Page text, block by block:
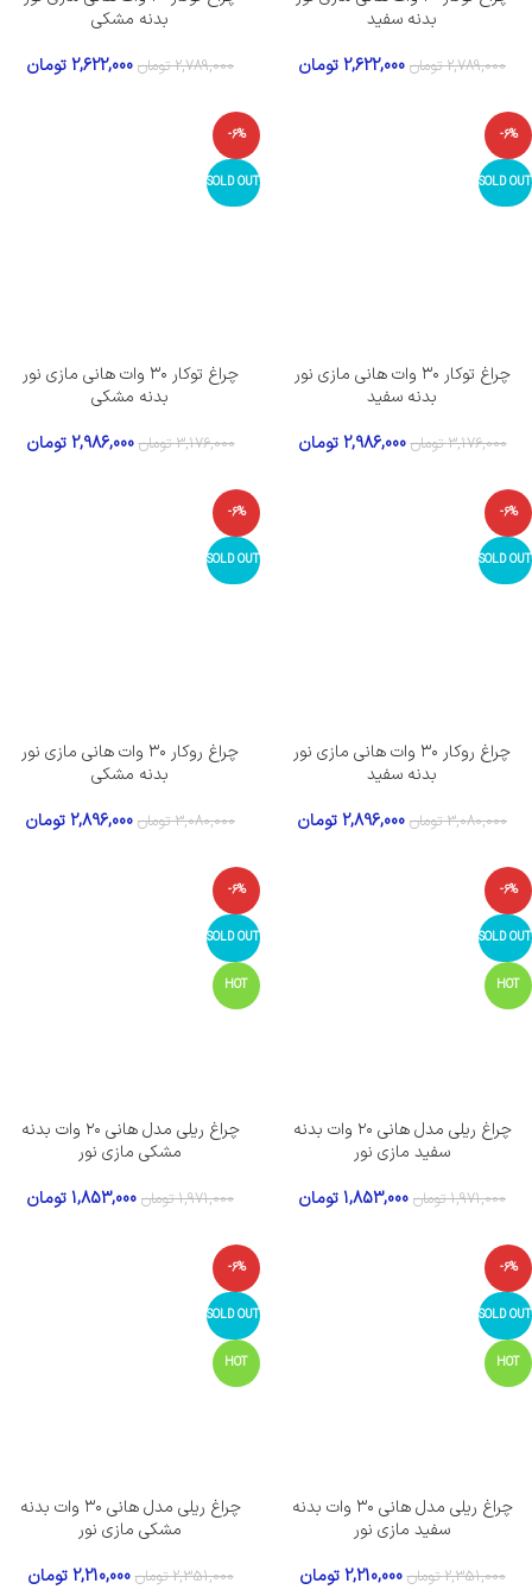
بدنه سفید
2,789,000 تومان 2,622,000تومان
بدنه مشکی
2,789,000 تومان 2,622,000تومان
-6%
SOLD OUT
چراغ توکار ۳۰ وات هانی مازی‌ نور
بدنه سفید
3,176,000 تومان 2,986,000 تومان
-6%
SOLD OUT
چراغ توکار ۳۰ وات هانی مازی‌ نور
بدنه مشکی
3,176,000 تومان 2,986,000 تومان
-6%
SOLD OUT
چراغ روکار ۳۰ وات هانی مازی‌ نور
بدنه سفید
3,080,000 تومان 2,896,000تومان
-6%
SOLD OUT
چراغ روکار ۳۰ وات هانی مازی‌ نور
بدنه مشکی
3,080,000 تومان 2,896,000تومان
-6%
SOLD OUT
HOT
چراغ ریلی مدل هانی ۲۰ وات بدنه
سفید مازی نور
1,971,000 تومان 1,853,000تومان
-6%
SOLD OUT
HOT
چراغ ریلی مدل هانی ۲۰ وات بدنه
مشکی مازی نور
1,971,000 تومان 1,853,000تومان
-6%
SOLD OUT
HOT
چراغ ریلی مدل هانی ۳۰ وات بدنه
سفید مازی نور
2,351,000 تومان 2,210,000 تومان
-6%
SOLD OUT
HOT
چراغ ریلی مدل هانی ۳۰ وات بدنه
مشکی مازی نور
2,351,000 تومان 2,210,000 تومان